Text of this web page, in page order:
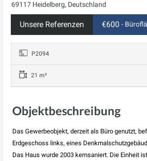
69117 Heidelberg, Deutschland
Unsere Referenzen €600 -
P2094
21 m²
Objektbeschreibung
Das Gewerbeobjekt, derzeit als Büro genutzt,
Erdgeschoss links, eines
Das Haus wurde 2003 kernsaniert. Die Einheit